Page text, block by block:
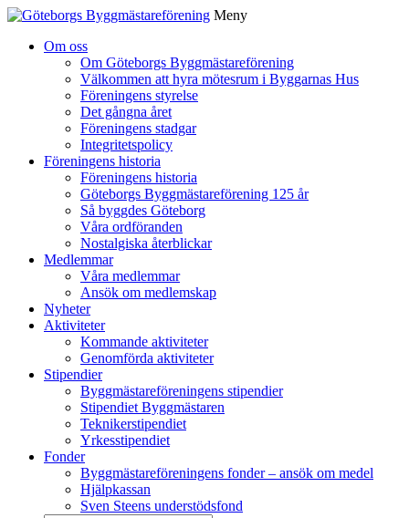
Meny
Om oss
Om Göteborgs Byggmästareförening
Välkommen att hyra mötesrum i Byggarnas Hus
Föreningens styrelse
Det gångna året
Föreningens stadgar
Integritetspolicy
Föreningens historia
Föreningens historia
Göteborgs Byggmästareförening 125 år
Så byggdes Göteborg
Våra ordföranden
Nostalgiska återblickar
Medlemmar
Våra medlemmar
Ansök om medlemskap
Nyheter
Aktiviteter
Kommande aktiviteter
Genomförda aktiviteter
Stipendier
Byggmästareföreningens stipendier
Stipendiet Byggmästaren
Teknikerstipendiet
Yrkesstipendiet
Fonder
Byggmästareföreningens fonder – ansök om medel
Hjälpkassan
Sven Steens understödsfond